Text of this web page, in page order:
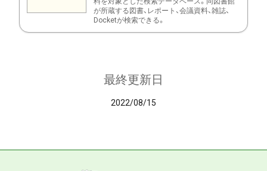
が所蔵する図書、レポート、会議資料、雑誌、
Docketが検索できる。
最終更新日
2022/08/15